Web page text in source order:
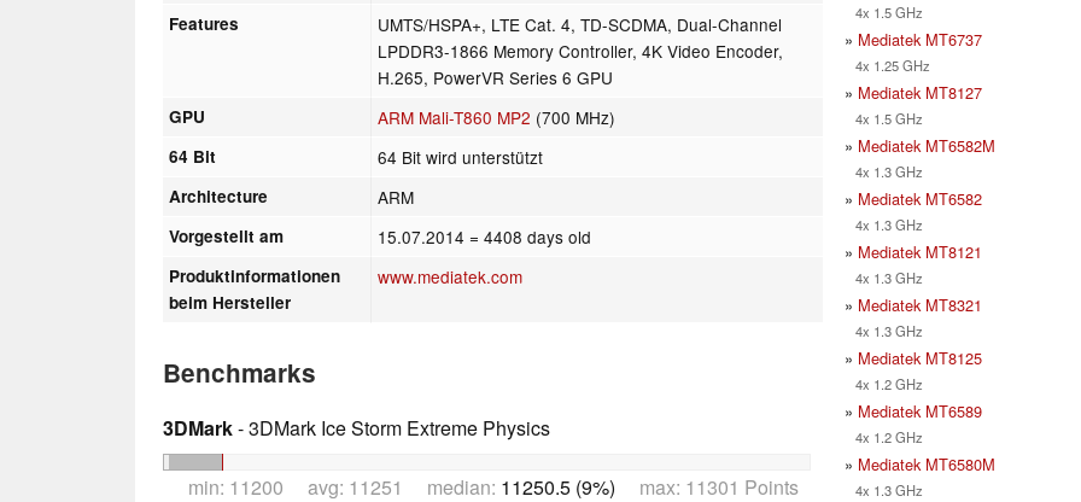
Features
UMTS/HSPA+, LTE Cat. 4, TD-SCDMA, Dual-Channel
LPDDR3-1866 Memory Controller, 4K Video Encoder,
H.265, PowerVR Series 6 GPU
GPU ARM Mali-T860 MP2 (700 MHz)
64 Bit 64 Bit wird unterstützt
Architecture ARM
Vorgestellt am 15.07.2014 = 4408 days old
Produktinformationen
beim Hersteller
www.mediatek.com
Benchmarks
3DMark- 3DMark Ice Storm Extreme Physics
min: 11200 avg: 11251 median: 11250.5 (9%) max: 11301 Points
4x 1.5 GHz
» Mediatek MT6737
4x 1.25 GHz
» Mediatek MT8127
4x 1.5 GHz
» Mediatek MT6582M
4x 1.3 GHz
» Mediatek MT6582
4x 1.3 GHz
» Mediatek MT8121
4x 1.3 GHz
» Mediatek MT8321
4x 1.3 GHz
» Mediatek MT8125
4x 1.2 GHz
» Mediatek MT6589
4x 1.2 GHz
» Mediatek MT6580M
4x 1.3 GHz